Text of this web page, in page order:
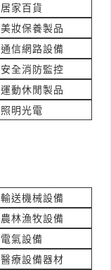
立即報價
立即報價
居家百貨
美妝保養製品
通信網路設備
安全消防監控
運動休閒製品
照明光電
輸送機械設備
農林漁牧設備
電氣設備
醫療設備器材